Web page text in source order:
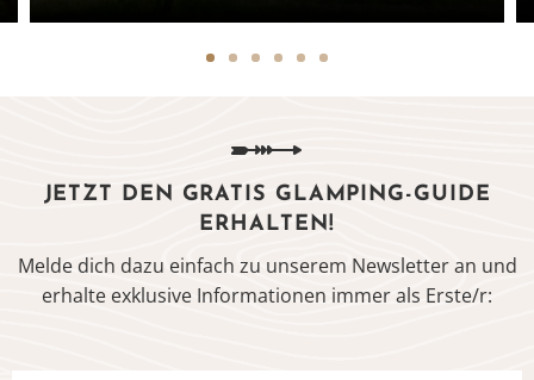
JETZT DEN GRATIS GLAMPING-GUIDE
ERHALTEN!
Melde dich dazu einfach zu unserem Newsletter an und
erhalte exklusive Informationen immer als Erste/r: